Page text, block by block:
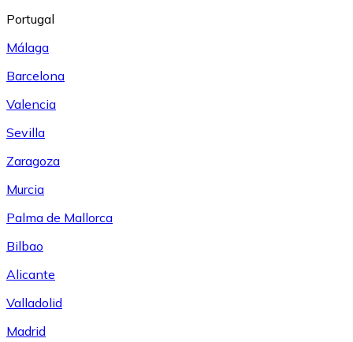
Portugal
Málaga
Barcelona
Valencia
Sevilla
Zaragoza
Murcia
Palma de Mallorca
Bilbao
Alicante
Valladolid
Madrid